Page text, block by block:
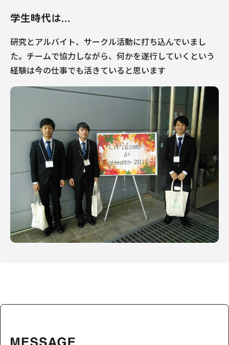
学生時代は…
研究とアルバイト、サークル活動に打ち込んでいまし
た。チームで協力しながら、何かを遂行していくという
経験は今の仕事でも活きていると思います